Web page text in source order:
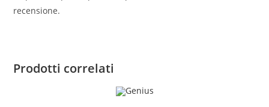
recensione.
Prodotti correlati